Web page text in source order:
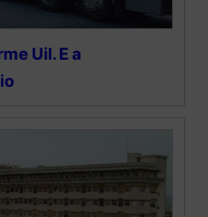
Uil. E a